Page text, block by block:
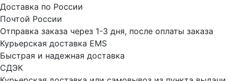
Доставка по России
Почтой России
Отправка заказа через 1-3 дня, после оплаты заказа
Курьерская доставка EMS
Быстрая и надежная доставка
СДЭК